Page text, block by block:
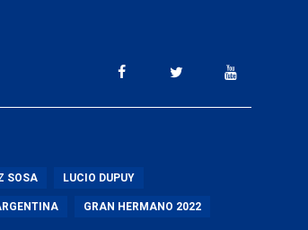
SOSA LUCIO DUPUY
GRAN HERMANO 2022